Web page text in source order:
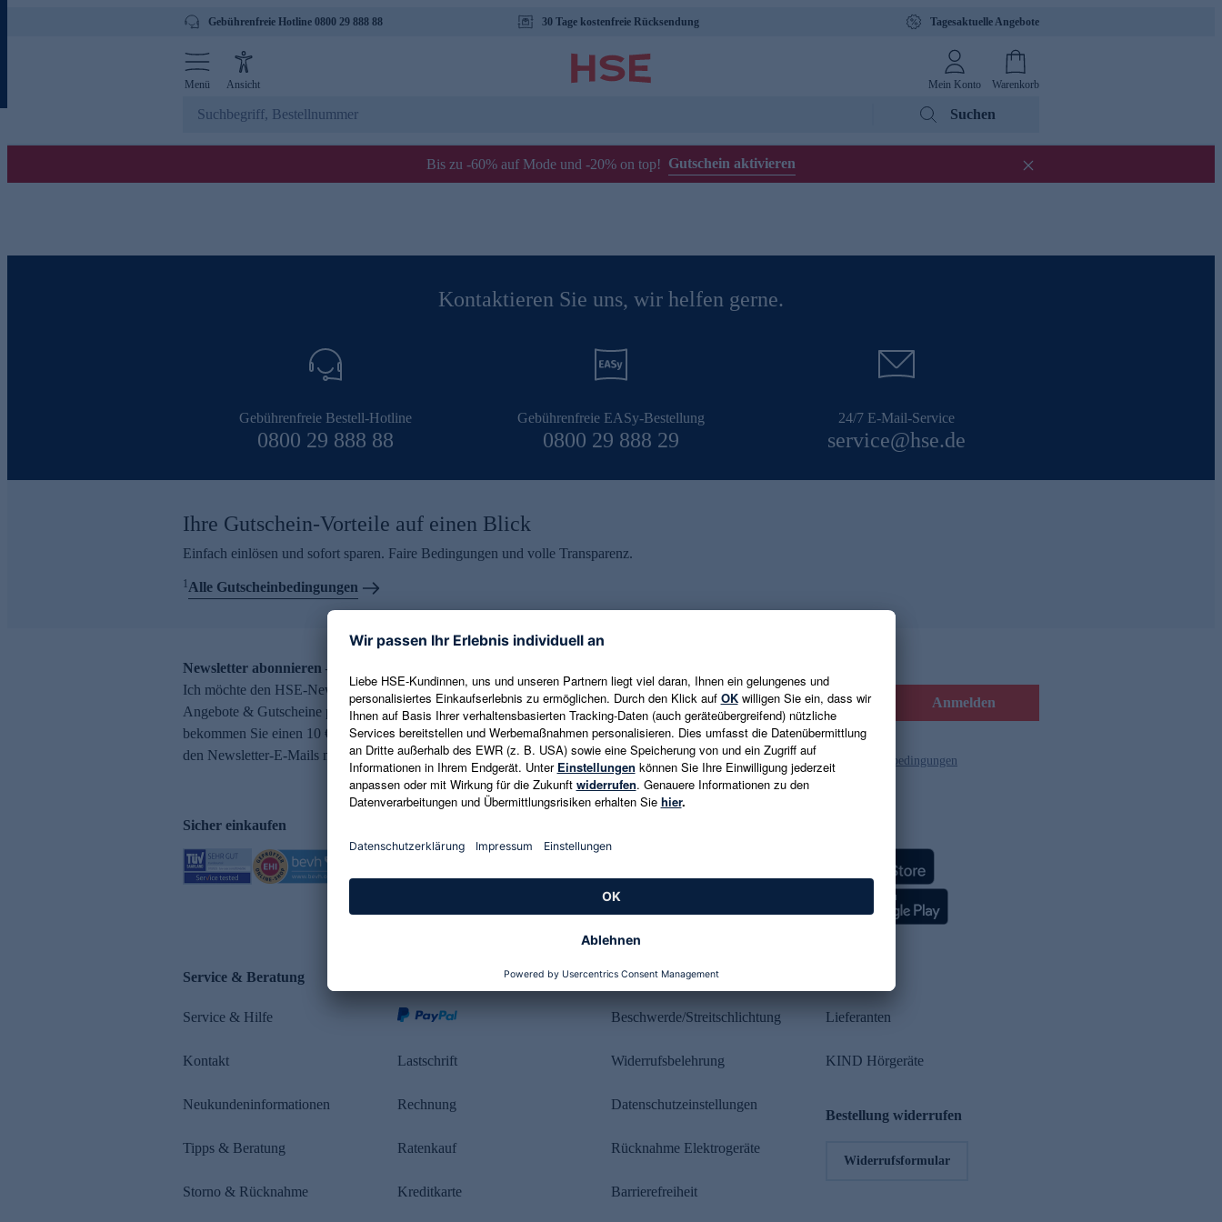
Gebührenfreie Hotline 0800 29 888 88 30 Tage kostenfreie Rücksendung Tagesaktuelle Angebote
Menü Ansicht Mein Konto Warenkorb
Suchen
Bis zu -60% auf Mode und -20% on top! Gutschein aktivieren
Kontaktieren Sie uns, wir helfen gerne.
Gebührenfreie Bestell-Hotline
0800 29 888 88
Gebührenfreie EASy-Bestellung
0800 29 888 29
24/7 E-Mail-Service
service@hse.de
Ihre Gutschein-Vorteile auf einen Blick
Einfach einlösen und sofort sparen. Faire Bedingungen und volle Transparenz.
1Alle Gutscheinbedingungen
Newsletter abonnieren – 10 € Gutschein erhalten
Ich möchte den HSE-Newsletter abonnieren und aktuelle Trends,
Angebote & Gutscheine per E-Mail erhalten. Als Dankeschön
bekommen Sie einen 10 € Gutschein. Eine Abmeldung ist jederzeit in
den Newsletter-E-Mails möglich.
E-Mail-Adresse eingeben Anmelden
Es gelten die Datenschutzrichtlinien und die Gutscheinbedingungen
Sicher einkaufen
Service & Beratung
Service & Hilfe
Kontakt
Neukundeninformationen
Tipps & Beratung
Storno & Rücknahme
Lastschrift
Rechnung
Ratenkauf
Kreditkarte
Rechtliches
Beschwerde/Streitschlichtung
Widerrufsbelehrung
Datenschutzeinstellungen
Rücknahme Elektrogeräte
Barrierefreiheit
Lieferanten
KIND Hörgeräte
Bestellung widerrufen
Widerrufsformular